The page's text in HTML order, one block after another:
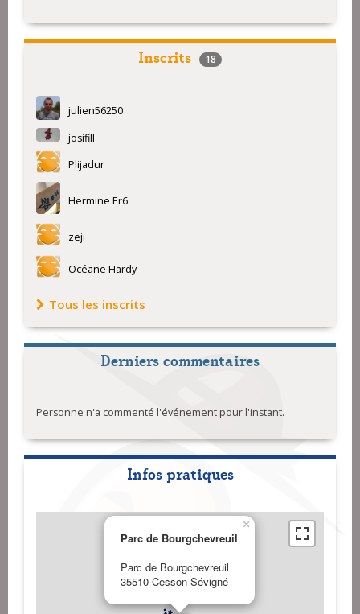
Inscrits 18
julien56250
josifill
Plijadur
Hermine Er6
zeji
Océane Hardy
Tous les inscrits
Derniers commentaires
Personne n'a commenté l'événement pour l'instant.
Infos pratiques
Parc de Bourgchevreuil
Parc de Bourgchevreuil
35510 Cesson-Sévigné
×